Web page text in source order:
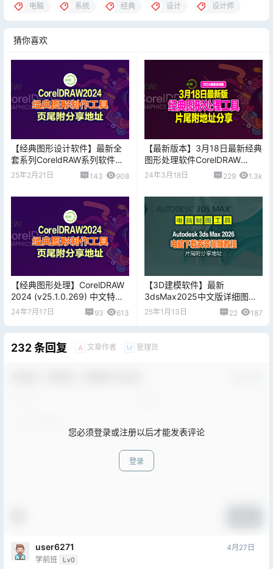
电脑 系统 经典 设计 设计师
猜你喜欢
【经典图形设计软件】最新全
套系列CoreldRAW系列软件
（X4/X5/X6/X7/2018-2024全
25年2月21日 143 908
【最新版本】3月18日最新经典
图形处理软件CorelDRAW
2024 (v25.0.0.230) 中文特别
24年3月18日 229 1.3k
【经典图形处理】CorelDRAW
2024 (v25.1.0.269) 中文特别
版，页尾下载地址
24年7月17日 93 613
【3D建模软件】最新
3dsMax2025中文版详细图文
安装教程（免费白嫖），片尾
25年1月13日 22 187
232 条回复 A 文章作者 M 管理员
您必须登录或注册以后才能发表评论
登录
user6271
学前班 Lv0
4月27日